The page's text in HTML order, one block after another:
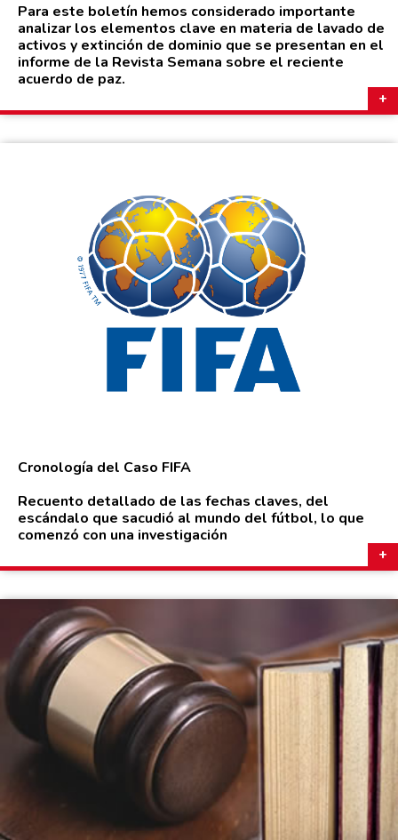
Para este boletín hemos considerado importante
analizar los elementos clave en materia de lavado de
activos y extinción de dominio que se presentan en el
informe de la Revista Semana sobre el reciente
acuerdo de paz.
Cronología del Caso FIFA
Recuento detallado de las fechas claves, del
escándalo que sacudió al mundo del fútbol, lo que
comenzó con una investigación